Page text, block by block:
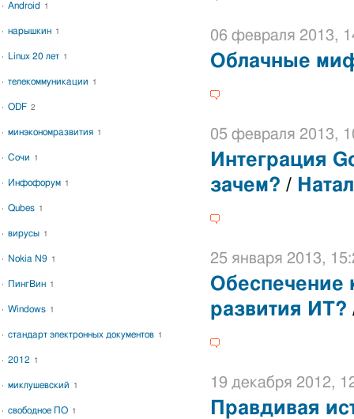
06 февраля 2013,
Облачные
05 февраля 2013,
Интеграция
зачем? /
25 января 2013,
Обеспечение
развития ИТ?
19 декабря 2012,
Правдивая
Android 1
нарышкин 1
Linux 20 лет 1
телекоммуникации 1
ODF 2
минэкономразвития 1
Сочи 1
Инфофорум 1
Qubes 1
вирусы 1
Nokia N9 1
ПингВин 1
Windows 1
стандарт электронных документов 1
2012 1
миклушевский 1
свободное ПО 1